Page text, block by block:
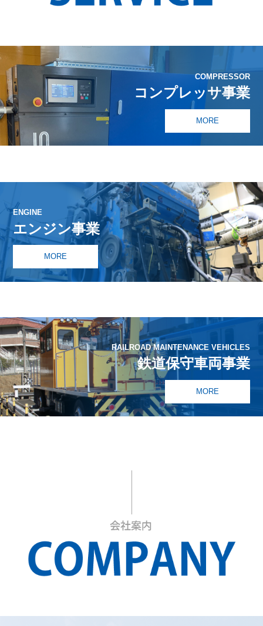
COMPRESSOR
コンプレッサ事業
MORE
ENGINE
エンジン事業
MORE
RAILROAD MAINTENANCE VEHICLES
鉄道保守車両事業
MORE